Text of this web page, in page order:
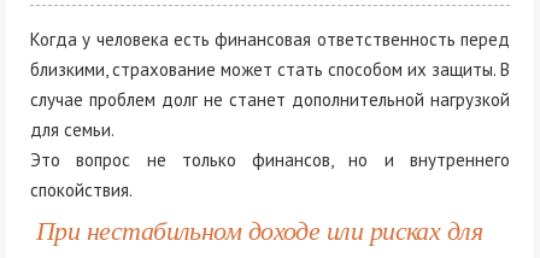
Когда у человека есть финансовая ответственность перед
близкими, страхование может стать способом их защиты. В
случае проблем долг не станет дополнительной нагрузкой
для семьи.
Это вопрос не только финансов, но и внутреннего
спокойствия.
При нестабильном доходе или рисках для